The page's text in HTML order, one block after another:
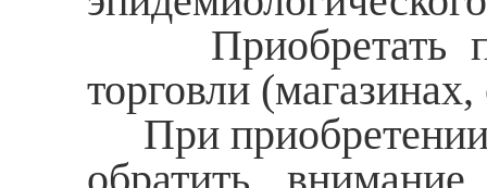
Приобретать
торговли
При приобретении